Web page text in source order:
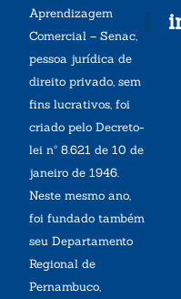
Aprendizagem
Comercial – Senac,
pessoa jurídica de
direito privado, sem
fins lucrativos, foi
criado pelo Decreto-
lei nº 8.621 de 10 de
janeiro de 1946.
Neste mesmo ano,
foi fundado também
seu Departamento
Regional de
Pernambuco,